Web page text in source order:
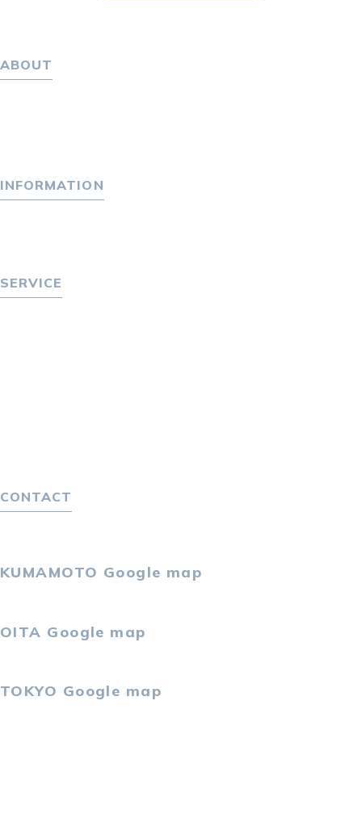
KUMAMOTO Google map
OITA Google map
TOKYO Google map
ABOUT
INFORMATION
SERVICE
CONTACT